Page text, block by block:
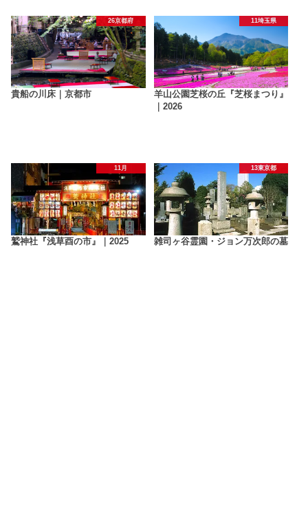
26京都府
貴船の川床｜京都市
11埼玉県
羊山公園芝桜の丘『芝桜まつり』
｜2026
11月
鷲神社『浅草酉の市』｜2025
13東京都
雑司ヶ谷霊園・ジョン万次郎の墓